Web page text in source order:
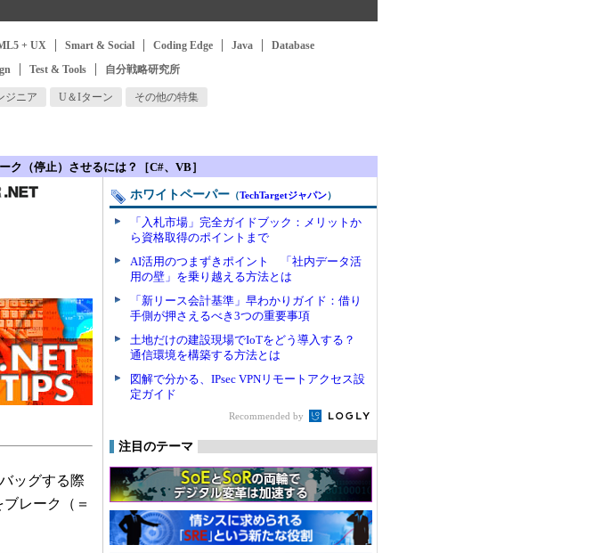
+ UX Smart & Social Coding Edge Java
Database
Test & Tools 自分戦略研究所
ジニア U＆Iターン その他の特集
ク（停止）させるには？［C#、VB］
ッグする際
レーク（＝
ホワイトペーパー （TechTargetジャパン）
「入札市場」完全ガイドブック：メリットか
ら資格取得のポイントまで
AI活用のつまずきポイント 「社内データ活
用の壁」を乗り越える方法とは
「新リース会計基準」早わかりガイド：借り
手側が押さえるべき3つの重要事項
土地だけの建設現場でIoTをどう導入する？
通信環境を構築する方法とは
図解で分かる、IPsec VPNリモートアクセス設
定ガイド
Recommended by
注目のテーマ